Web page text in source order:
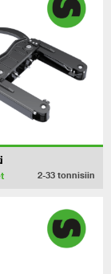
2-33 tonnisiin